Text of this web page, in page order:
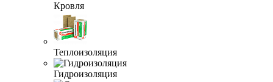
Кровля
Теплоизоляция
Гидроизоляция